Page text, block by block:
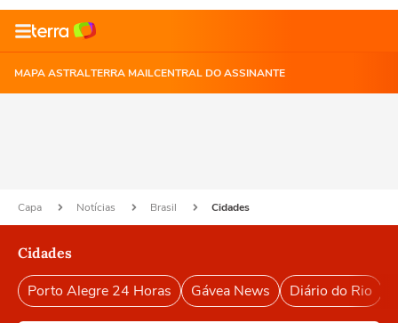
MAPA ASTRALTERRA MAILCENTRAL DO ASSINANTE
Capa Notícias Brasil Cidades
Cidades
Porto Alegre 24 Horas Gávea News Diário do Rio